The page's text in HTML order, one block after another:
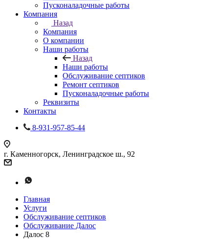
Пусконаладочные работы
Компания
Назад
Компания
О компании
Наши работы
Назад
Наши работы
Обслуживание септиков
Ремонт септиков
Пусконаладочные работы
Реквизиты
Контакты
8-931-957-85-44
г. Каменногорск, Ленинградское ш., 92
Главная
Услуги
Обслуживание септиков
Обслуживание Далос
Далос 8